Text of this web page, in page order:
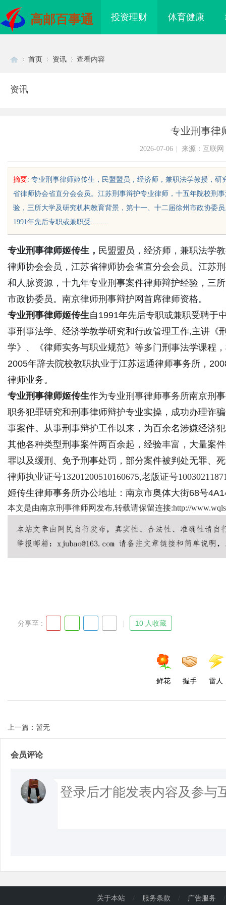
高邮百事通 投资理财 体育健康
sc
uz
Bo
首页 资讯 查看内容
资讯
专业刑事律
2026-07-06 来源：互联网
摘要: 专业刑事律师姬传生，民盟盟员，经济师，兼职法学教授，
省律师协会省直分会会员。江苏刑事辩护专业律师，十五年院校刑
验，三所大学及研究机构教育背景，第十一、十二届徐州市政协委
1991年先后专职或兼职受.........
专业刑事律师姬传生， 民盟盟员，经济师，兼职法学
律师协会会员，江苏省律师协会省直分会会员。江苏
和人脉资源，十九年专业刑事案件律师辩护经验，三
市政协委员。南京律师刑事辩护网首席律师资格。
专业刑事律师姬传生自1991年先后专职或兼职受聘于
事刑事法学、经济学教学研究和行政管理工作,主讲《
学》、《律师实务与职业规范》等多门刑事法学课程
2005年辞去院校教职执业于江苏运通律师事务所，
律师业务。
专业刑事律师姬传生作为专业刑事律师事务所南京刑
职务犯罪研究和刑事律师辩护专业实操，成功办理诈
事案件。从事刑事辩护工作以来，为百余名涉嫌经济
其他各种类型刑事案件两百余起，经验丰富，大量案
罪以及缓刑、免予刑事处罚，部分案件被判处无罪、
律师执业证号13201200510160675,老版证号
姬传生律师事务所办公地址：南京市奥体大街68号
本文是由南京刑事律师网发布,转载请保留连接:http://
分享至 : 10 人收藏
鲜花 握手 雷人
上一篇：暂无
会员评论
，一眼万年！久匠量身定制
，才是你整张脸的点睛之
系女生的气质加分项
关于本站 / 服务条款 / 广告服务 /